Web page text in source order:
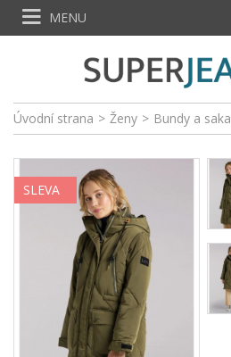
Úvodní strana > Ženy > Bundy a saka
SLEVA
MENU